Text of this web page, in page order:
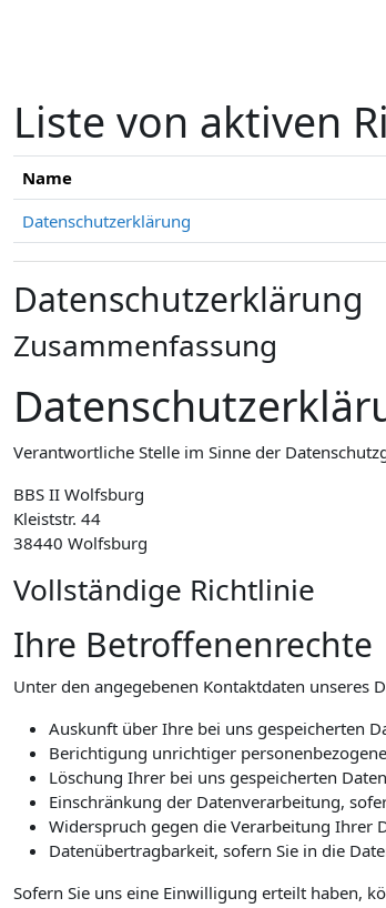
Liste von aktiven
Name
Datenschutzerklärung
Datenschutzerklärung
Zusammenfassung
Verantwortliche Stelle im Sinne der
BBS II Wolfsburg
Kleiststr. 44
38440 Wolfsburg
Vollständige Richtlinie
Ihre Betroffenenrechte
Unter den angegebenen Kontaktdaten unseres
Auskunft über Ihre bei uns gespeicherten
Berichtigung unrichtiger
Löschung Ihrer bei uns gespeicherten
Einschränkung der Datenverarbeitung,
Widerspruch gegen die Verarbeitung Ihrer
Datenübertragbarkeit, sofern Sie in die
Sofern Sie uns eine Einwilligung erteilt haben,